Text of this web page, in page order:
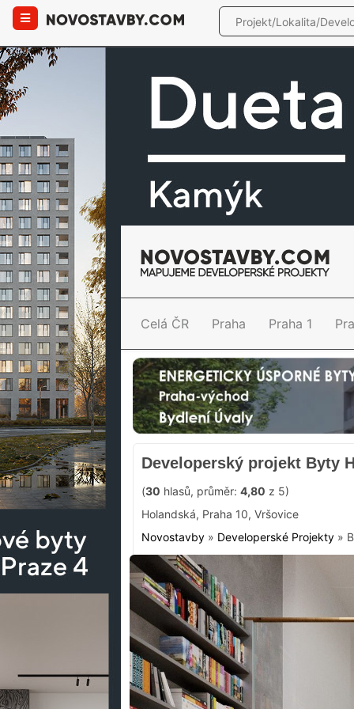
Celá ČR Praha Praha 1
Developerský projekt Byty
(30 hlasů, průměr: 4,80 z 5)
Holandská, Praha 10, Vršovice
Novostavby » Developerské Projekty »